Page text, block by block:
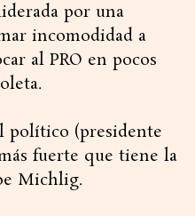
por una
incomodidad a
al PRO en pocos
político (presidente
fuerte que tiene la
Michlig.